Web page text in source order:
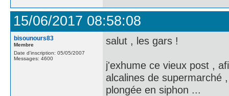
15/06/2017 08:58:08
bisounours83
Membre
Date d'inscription: 05/05/2007
Messages: 4600
salut , les gars !
j'exhume ce vieux post ,
alcalines de
plongée en siphon ...